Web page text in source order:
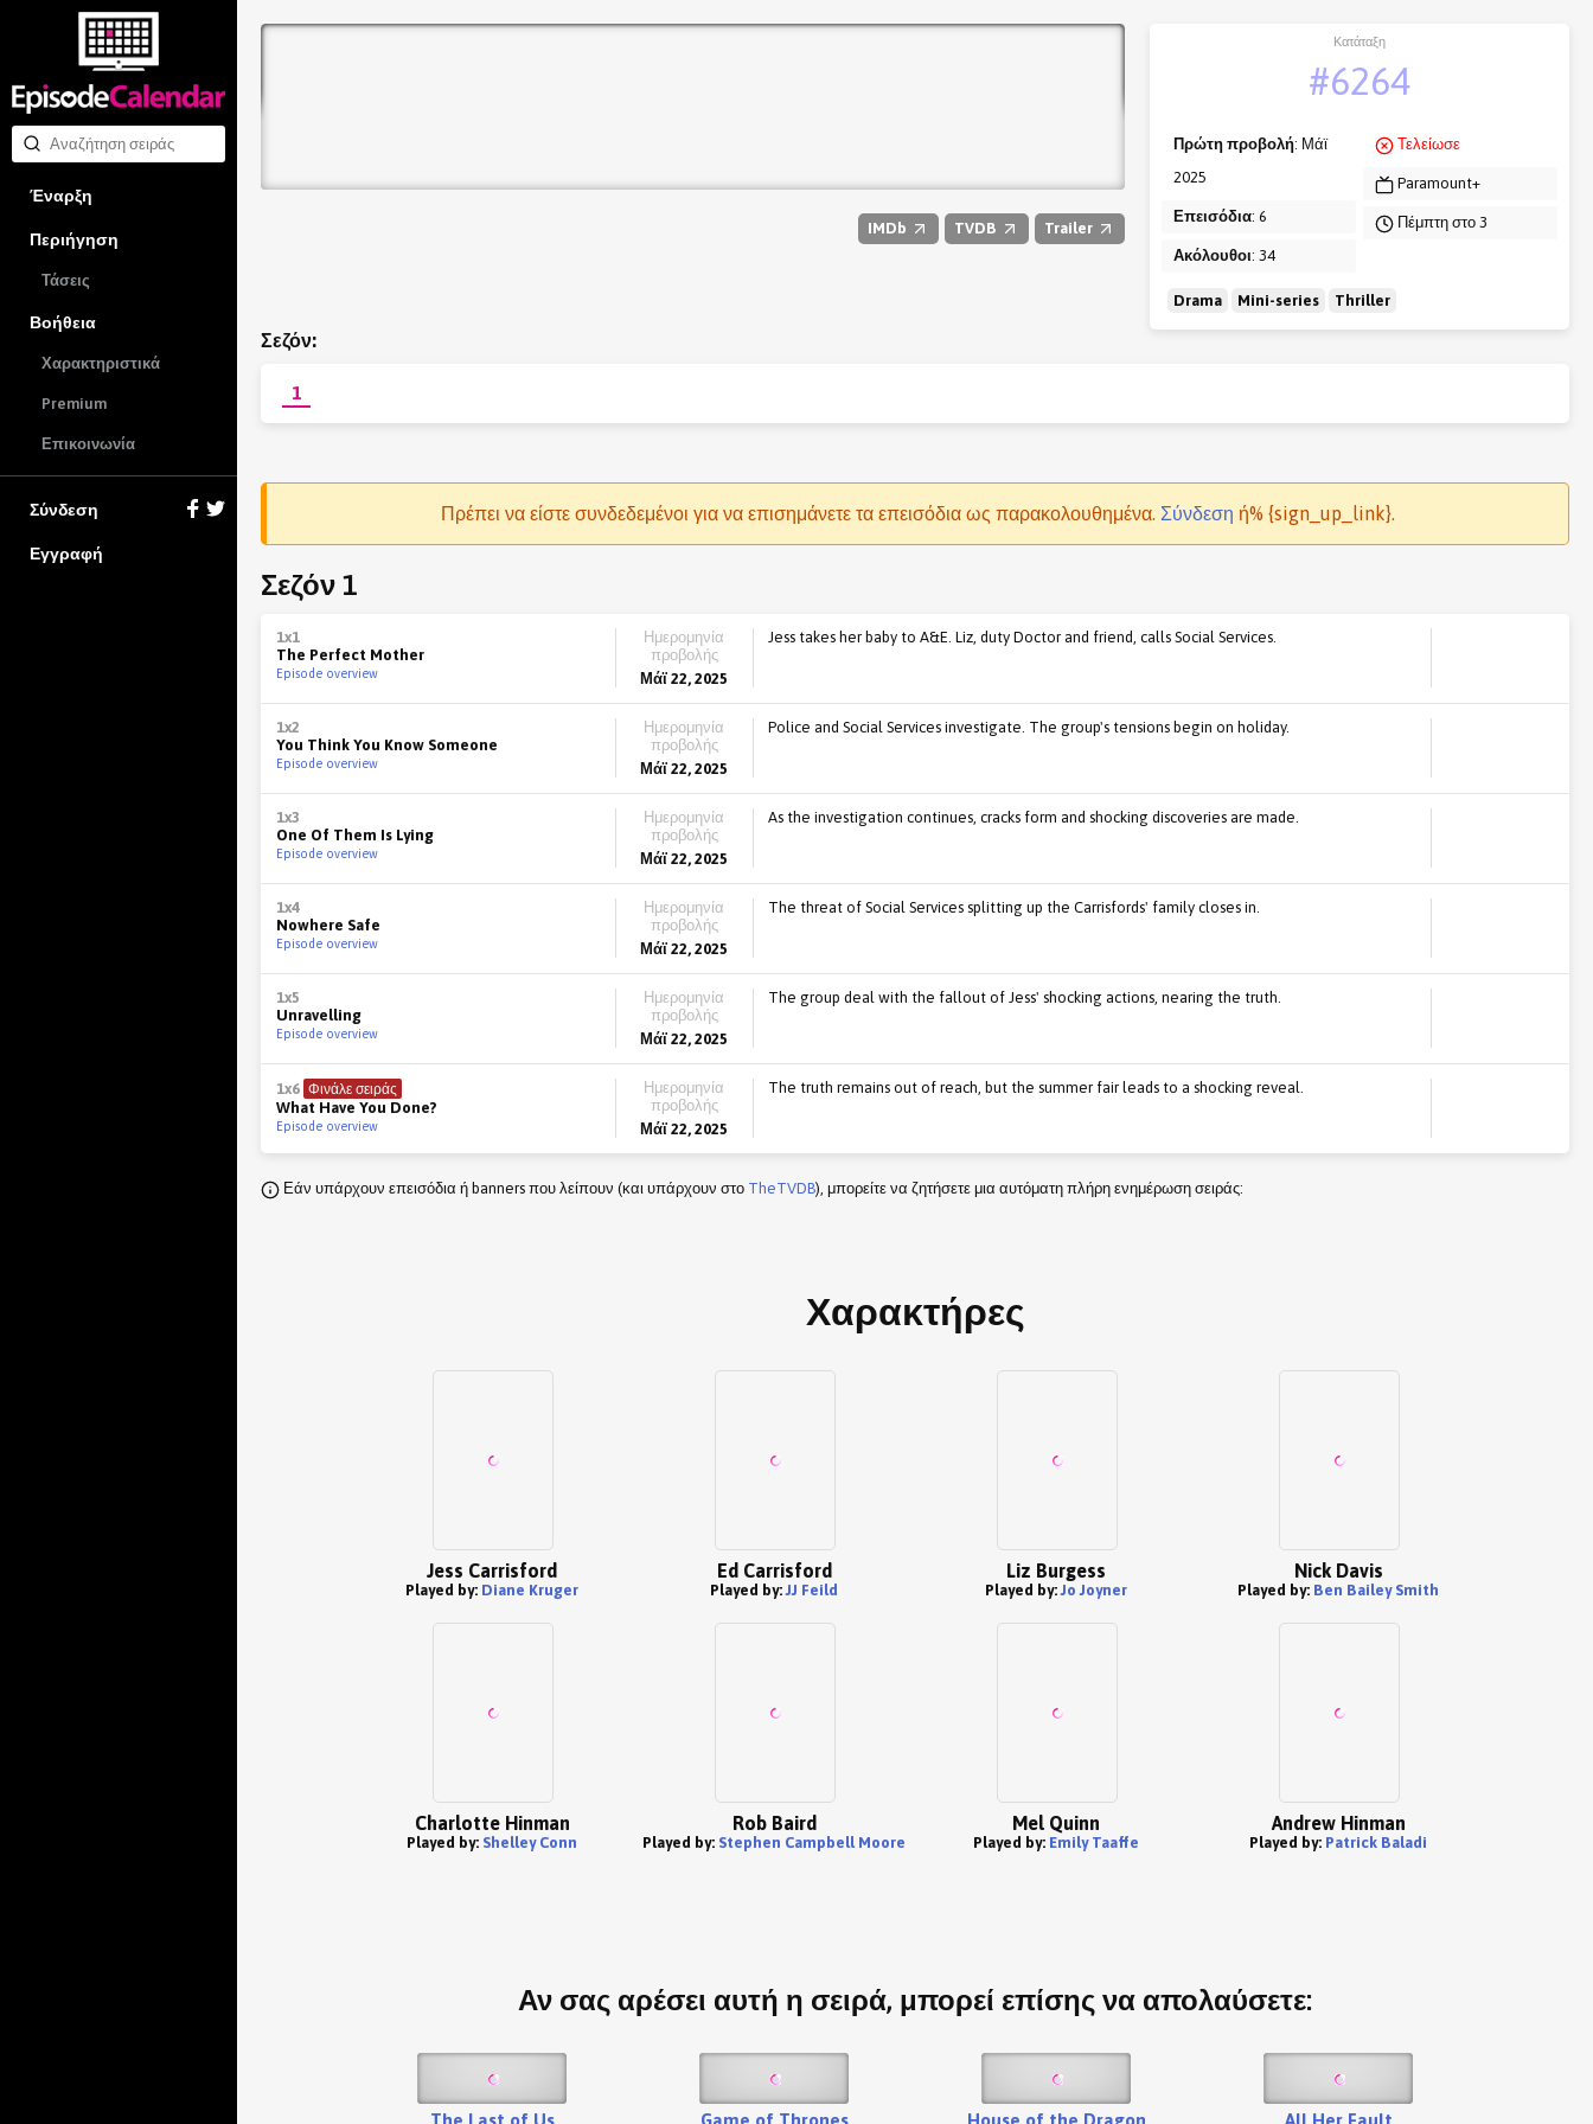
Έναρξη
Περιήγηση
Τάσεις
Βοήθεια
Χαρακτηριστικά
Premium
Επικοινωνία
Σύνδεση
Εγγραφή
IMDb TVDB Trailer
Κατάταξη
#6264
Πρώτη προβολή: Μάϊ
2025
Επεισόδια: 6
Ακόλουθοι: 34
Τελείωσε
Paramount+
Πέμπτη στο 3
Drama Mini-series Thriller
Σεζόν:
1
Πρέπει να είστε συνδεδεμένοι για να επισημάνετε τα επεισόδια ως παρακολουθημένα. Σύνδεση ή% {sign_up_link}.
Σεζόν 1
1x1
The Perfect Mother
Episode overview
Ημερομηνία
προβολής
Μάϊ 22, 2025
Jess takes her baby to A&E. Liz, duty Doctor and friend, calls Social Services.
1x2
You Think You Know Someone
Episode overview
Ημερομηνία
προβολής
Μάϊ 22, 2025
Police and Social Services investigate. The group's tensions begin on holiday.
1x3
One Of Them Is Lying
Episode overview
Ημερομηνία
προβολής
Μάϊ 22, 2025
As the investigation continues, cracks form and shocking discoveries are made.
1x4
Nowhere Safe
Episode overview
Ημερομηνία
προβολής
Μάϊ 22, 2025
The threat of Social Services splitting up the Carrisfords' family closes in.
1x5
Unravelling
Episode overview
Ημερομηνία
προβολής
Μάϊ 22, 2025
The group deal with the fallout of Jess' shocking actions, nearing the truth.
1x6 Φινάλε σειράς
What Have You Done?
Episode overview
Ημερομηνία
προβολής
Μάϊ 22, 2025
The truth remains out of reach, but the summer fair leads to a shocking reveal.
Εάν υπάρχουν επεισόδια ή banners που λείπουν (και υπάρχουν στο TheTVDB), μπορείτε να ζητήσετε μια αυτόματη πλήρη ενημέρωση σειράς:
Χαρακτήρες
Jess Carrisford
Played by: Diane Kruger
Ed Carrisford
Played by:JJ Feild
Liz Burgess
Played by:Jo Joyner
Nick Davis
Played by: Ben Bailey Smith
Charlotte Hinman
Played by: Shelley Conn
Rob Baird
Played by: Stephen Campbell Moore
Mel Quinn
Played by: Emily Taaffe
Andrew Hinman
Played by: Patrick Baladi
Αν σας αρέσει αυτή η σειρά, μπορεί επίσης να απολαύσετε:
The Last of Us Game of Thrones House of the Dragon All Her Fault